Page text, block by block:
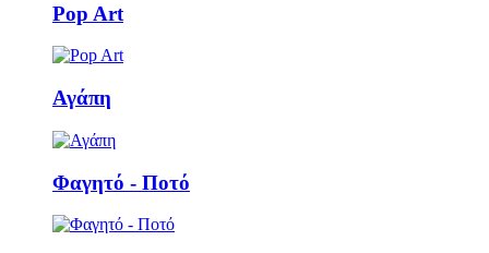
Pop Art
Αγάπη
Φαγητό - Ποτό